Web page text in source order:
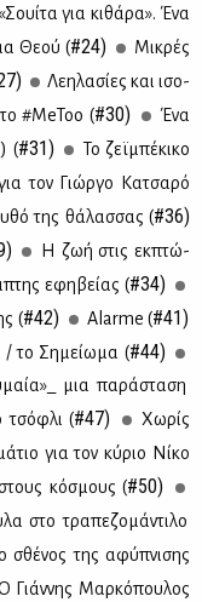
«Σουί­τα για κι­θά­ρα». Ένα
Θε­ού (#24)
Μι­κρές
Λε­η­λα­σί­ες και ισο­
#MeToo (#30)
Ένα
(#31)
Το ζεϊ­μπέ­κι­κο
τον Γιώρ­γο Κα­τσα­ρό
της θά­λασ­σας (#36)
Η ζωή στις εκ­πτώ­
εφη­βεί­ας (#34)
(#42) Alarme (#41)
/ το Ση­μεί­ω­μα (#44)
μια πα­ρά­στα­ση
τσό­φλι (#47)
Χω­ρίς
για τον κύ­ριο Νί­κο
κό­σμους (#50)
στο τρα­πε­ζο­μά­ντι­λο
σθέ­νος της αφύ­πνι­σης
Γιάν­νης Μαρ­κό­που­λος